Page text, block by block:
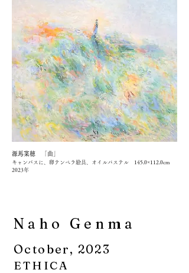
​源馬菜穂 「曲」
キャ ンバスに、卵テンペラ絵具、オイルパステル 145.0×112.0cm
2023年
Naho Genma
October, 2023
ETHICA